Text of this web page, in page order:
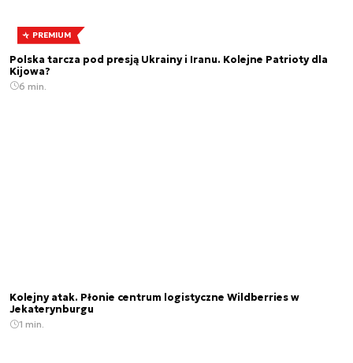
PREMIUM
Polska tarcza pod presją Ukrainy i Iranu. Kolejne Patrioty dla
Kijowa?
6 min.
Kolejny atak. Płonie centrum logistyczne Wildberries w
Jekaterynburgu
1 min.